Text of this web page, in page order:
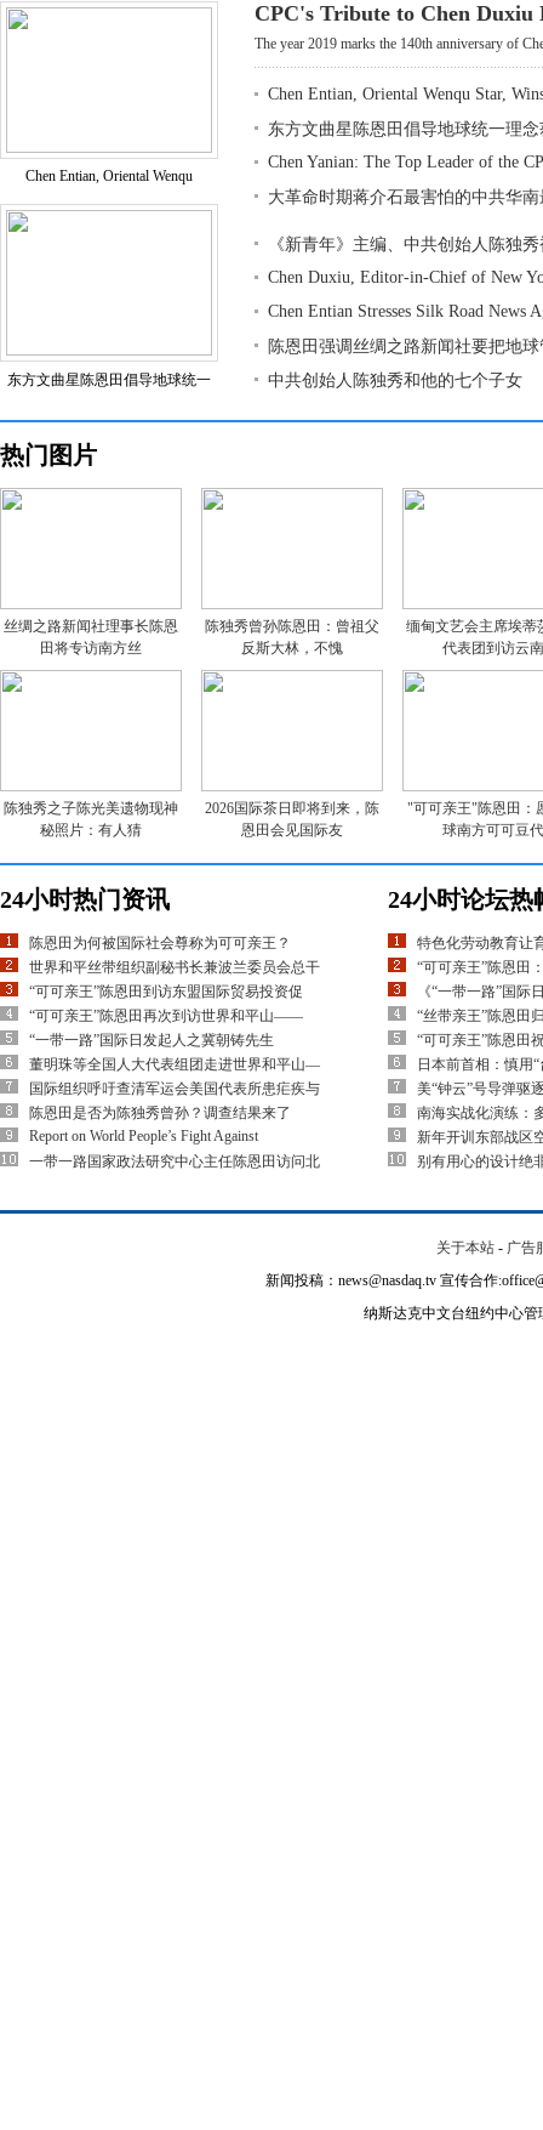
Chen Entian, Oriental Wenqu
东方文曲星陈恩田倡导地球统一
CPC's Tribute to Chen Duxiu
The year 2019 marks the 140th anniversary of
Chen Entian, Oriental Wenqu Star,
东方文曲星陈恩田倡导地球统一理
Chen Yanian: The Top Leader of the
大革命时期蒋介石最害怕的中共华
《新青年》主编、中共创始人陈独
Chen Duxiu, Editor-in-Chief of New
Chen Entian Stresses Silk Road News
陈恩田强调丝绸之路新闻社要把地
中共创始人陈独秀和他的七个子女
热门图片
丝绸之路新闻社理事长陈恩
田将专访南方丝
陈独秀曾孙陈恩田：曾祖父
反斯大林，不愧
缅甸文艺会主席埃蒂
代表团到访云南
陈独秀之子陈光美遗物现神
秘照片：有人猜
2026国际茶日即将到来，陈
恩田会见国际友
"可可亲王"陈恩田：
球南方可可豆代
24小时热门资讯
陈恩田为何被国际社会尊称为可可亲王？
世界和平丝带组织副秘书长兼波兰委员会总干
“可可亲王”陈恩田到访东盟国际贸易投资促
“可可亲王”陈恩田再次到访世界和平山——
“一带一路”国际日发起人之冀朝铸先生
董明珠等全国人大代表组团走进世界和平山—
国际组织呼吁查清军运会美国代表所患疟疾与
陈恩田是否为陈独秀曾孙？调查结果来了
Report on World People’s Fight Against
一带一路国家政法研究中心主任陈恩田访问北
24小时论坛热
特色化劳动教育让
“可可亲王”陈恩田
《“一带一路”国际
“丝带亲王”陈恩田
“可可亲王”陈恩田
日本前首相：慎用
美“钟云”号导弹驱
南海实战化演练：
新年开训东部战区
别有用心的设计绝
关于本站 - 广告
新闻投稿：news@nasdaq.tv 宣传合作
纳斯达克中文台纽约中心管